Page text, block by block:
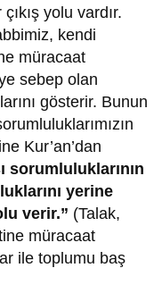
yolu vardır.
kendi
müracaat
sebep olan
gösterir. Bunun
Kur’an’dan
sorumluluklarının
yerine
verir.” (Talak,
müracaat
ile toplumu baş